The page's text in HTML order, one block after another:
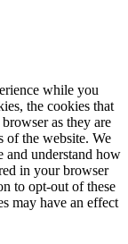
while you
the cookies that
as they are
of the website. We
and understand how
in your browser
to opt-out of these
may have an effect